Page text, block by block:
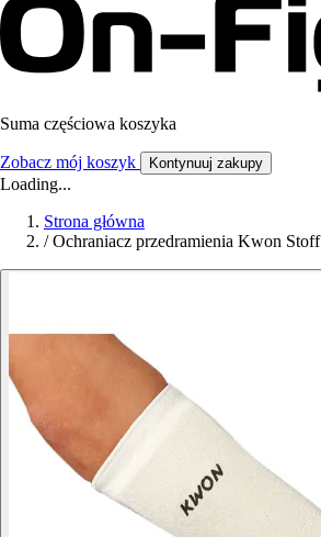
Suma częściowa koszyka
Zobacz mój koszyk Kontynuuj zakupy
Loading...
Strona główna
/ Ochraniacz przedramienia Kwon Stoff